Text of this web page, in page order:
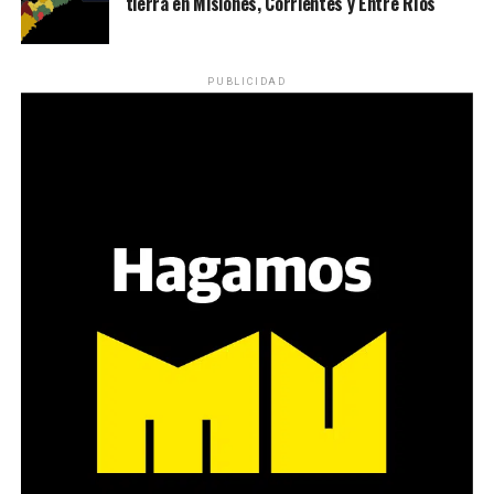
reparten lienzos con los ojos serigrafiados de Agostina.
es a través del interrogante, que puedan encarnar la
pregunta», comparte Gonzalo, de 41 años.
PUBLICIDAD